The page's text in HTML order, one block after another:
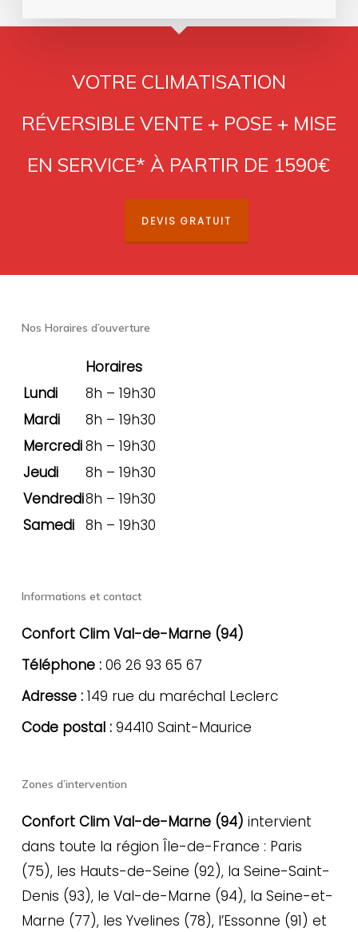
VOTRE CLIMATISATION
RÉVERSIBLE VENTE + POSE + MISE
EN SERVICE* À PARTIR DE 1590€
DEVIS GRATUIT
Nos Horaires d’ouverture
Horaires
Lundi
8h – 19h30
Mardi
8h – 19h30
Mercredi8h – 19h30
Jeudi
8h – 19h30
Vendredi8h – 19h30
Samedi 8h – 19h30
Informations et contact
Confort Clim Val-de-Marne (94)
Téléphone :06 26 93 65 67
Adresse :149 rue du maréchal Leclerc
Code postal :94410 Saint-Maurice
Zones d’intervention
Confort Clim Val-de-Marne (94) intervient
dans toute la région Île-de-France : Paris
(75), les Hauts-de-Seine (92), la Seine-Saint-
Denis (93), le Val-de-Marne (94), la Seine-et-
Marne (77), les Yvelines (78), l’Essonne (91) et